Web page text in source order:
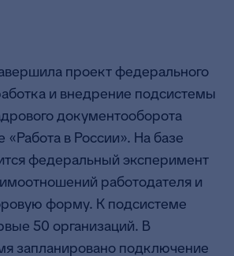
проект федерального
и внедрение подсистемы
документооборота
в России». На базе
федеральный эксперимент
работодателя и
форму. К подсистеме
50 организаций. В
запланировано подключение